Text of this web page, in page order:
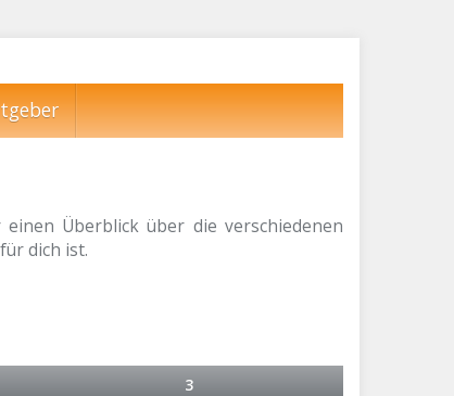
Überblick über die verschiedenen
dich ist.
3